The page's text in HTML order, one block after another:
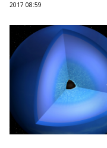
2017 08:59